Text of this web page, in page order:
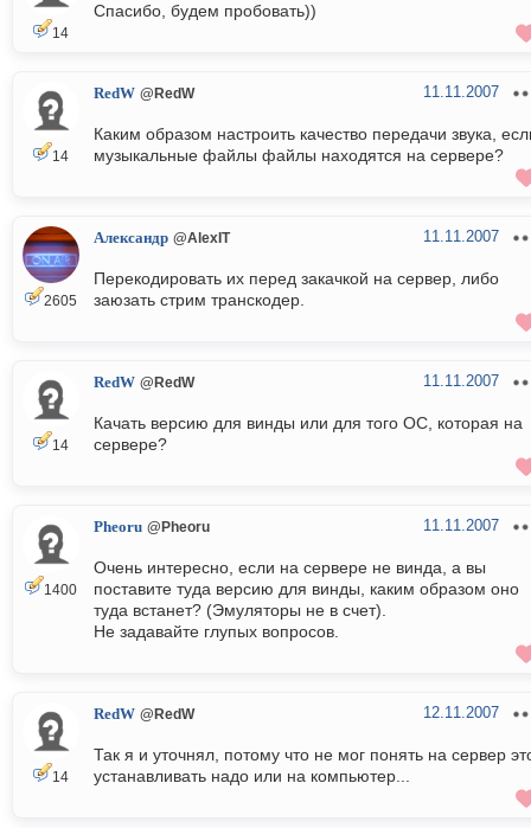
14
Спасибо, будем пробовать))
14
RedW @RedW 11.11.2007
Каким образом настроить качество передачи звука,
музыкальные файлы файлы находятся на сервере?
2605
Александр @AlexIT 11.11.2007
Перекодировать их перед закачкой на сервер, либо
заюзать стрим транскодер.
14
RedW @RedW 11.11.2007
Качать версию для винды или для того ОС, которая на
сервере?
1400
Pheoru @Pheoru 11.11.2007
Очень интересно, если на сервере не винда, а вы
поставите туда версию для винды, каким образом оно
туда встанет? (Эмуляторы не в счет).
Не задавайте глупых вопросов.
14
RedW @RedW 12.11.2007
Так я и уточнял, потому что не мог понять на сервер
устанавливать надо или на компьютер...